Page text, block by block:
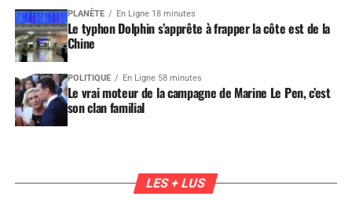
PLANÈTE En Ligne 18 minutes
Le typhon Dolphin s’apprête à frapper la côte est de la
Chine
POLITIQUE En Ligne 58 minutes
Le vrai moteur de la campagne de Marine Le Pen, c’est
son clan familial
LES + LUS